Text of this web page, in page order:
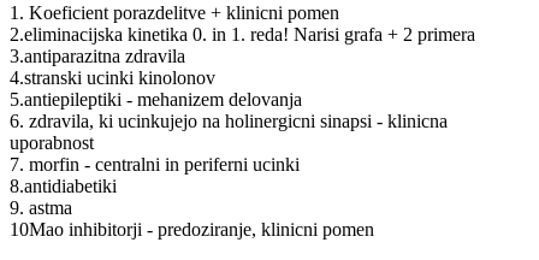
1. Koeficient porazdelitve + klinicni pomen
2.eliminacijska kinetika 0. in 1. reda! Narisi grafa + 2 primera
3.antiparazitna zdravila
4.stranski ucinki kinolonov
5.antiepileptiki - mehanizem delovanja
6. zdravila, ki ucinkujejo na holinergicni sinapsi - klinicna
uporabnost
7. morfin - centralni in periferni ucinki
8.antidiabetiki
9. astma
10Mao inhibitorji - predoziranje, klinicni pomen